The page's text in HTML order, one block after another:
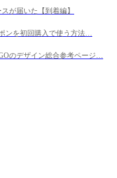
が届いた【到着編】
ンを初回購入で使う方法…
のデザイン総合参考ページ…